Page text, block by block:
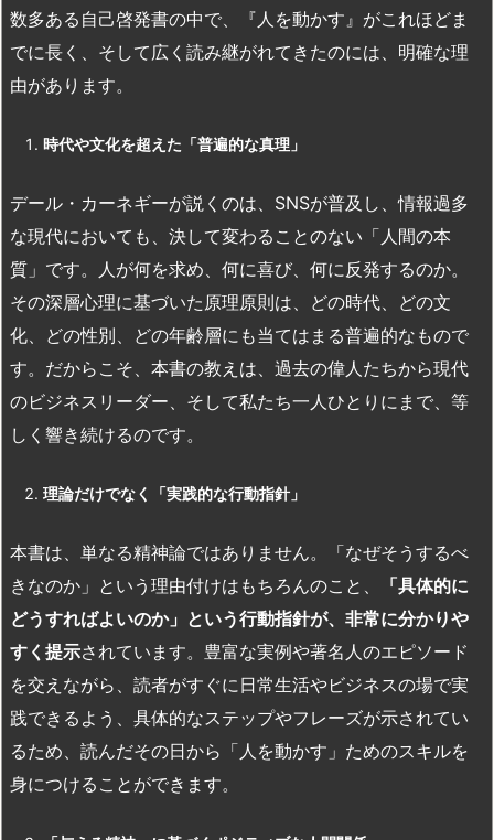
数多ある自己啓発書の中で、『人を動かす』がこれほどま
でに長く、そして広く読み継がれてきたのには、明確な理
由があります。
時代や文化を超えた「普遍的な真理」
デール・カーネギーが説くのは、SNSが普及し、情報過多
な現代においても、決して変わることのない「人間の本
質」です。人が何を求め、何に喜び、何に反発するのか。
その深層心理に基づいた原理原則は、どの時代、どの文
化、どの性別、どの年齢層にも当てはまる普遍的なもので
す。だからこそ、本書の教えは、過去の偉人たちから現代
のビジネスリーダー、そして私たち一人ひとりにまで、等
しく響き続けるのです。
理論だけでなく「実践的な行動指針」
本書は、単なる精神論ではありません。「なぜそうするべ
きなのか」という理由付けはもちろんのこと、
「具体的に
どうすればよいのか」という行動指針が、非常に分かりや
すく提示されています。豊富な実例や著名人のエピソード
を交えながら、読者がすぐに日常生活やビジネスの場で実
践できるよう、具体的なステップやフレーズが示されてい
るため、読んだその日から「人を動かす」ためのスキルを
身につけることができます。